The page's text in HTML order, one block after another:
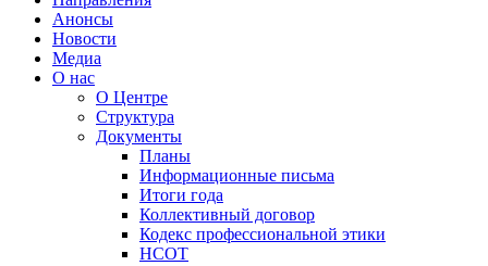
Анонсы
Новости
Медиа
О нас
О Центре
Структура
Документы
Планы
Информационные письма
Итоги года
Коллективный договор
Кодекс профессиональной этики
НСОТ